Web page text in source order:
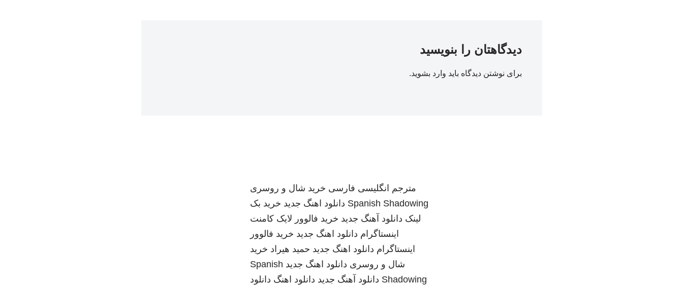
دیدگاهتان را بنویسید
برای نوشتن دیدگاه باید وارد بشوید.
مترجم انگلیسی فارسی خرید شال و روسری
Spanish Shadowing دانلود اهنگ جدید خرید بک
لینک دانلود آهنگ جدید خرید فالوور لایک کامنت
اینستاگرام دانلود اهنگ جدید خرید فالوور
اینستاگرام دانلود اهنگ جدید حمید هیراد خرید
شال و روسری دانلود اهنگ جدید Spanish
Shadowing دانلود آهنگ جدید دانلود اهنگ دانلود